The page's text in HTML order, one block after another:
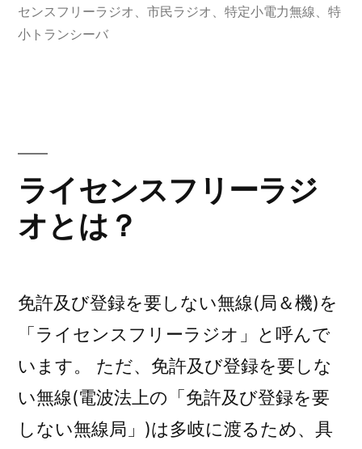
用
イ
程
ご
内”
の
ゴ
リ
グ:
センスフリーラジオ 、 市民ラジオ 、 特定小電力無線、 特
小トランシーバ
ライセンスフリーラジ
オとは？
免許及び登録を要しない無線(局＆機)を
「ライセンスフリーラジオ」と呼んで
います。 ただ、免許及び登録を要しな
い無線(電波法上の「免許及び登録を要
しない無線局」)は多岐に渡るため、具